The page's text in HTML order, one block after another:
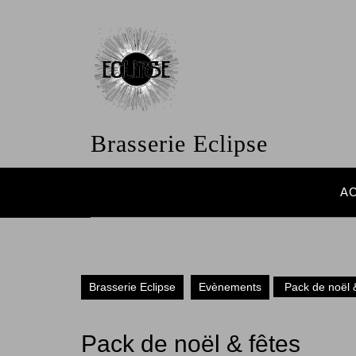
Brasserie Eclipse
Brasserie Eclipse Evènements Pack de noël
Pack de noël & fêtes